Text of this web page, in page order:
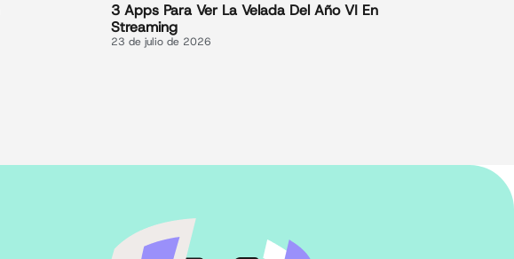
3 Apps Para Ver La Velada Del Año VI En
Streaming
23 de julio de 2026